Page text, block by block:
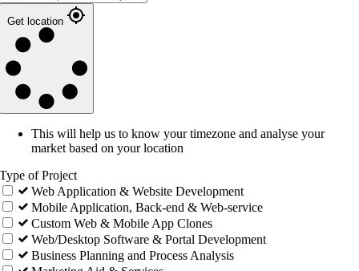
Get location
This will help us to know your timezone and analyse your
market based on your location
Type of Project
Web Application & Website Development
Mobile Application, Back-end & Web-service
Custom Web & Mobile App Clones
Web/Desktop Software & Portal Development
Business Planning and Process Analysis